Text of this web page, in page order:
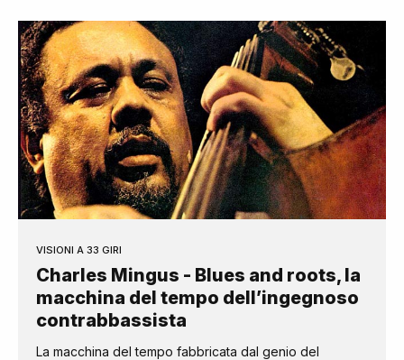
VISIONI A 33 GIRI
Charles Mingus - Blues and roots, la
macchina del tempo dell’ingegnoso
contrabbassista
La macchina del tempo fabbricata dal genio del